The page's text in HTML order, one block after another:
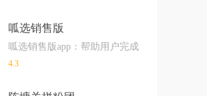
呱选销售版
呱选销售版app：帮助用户完成工作任务以及
4.3